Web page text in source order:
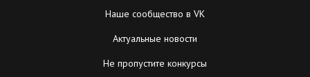
Наше сообщество в VK
Актуальные новости
Не пропустите конкурсы